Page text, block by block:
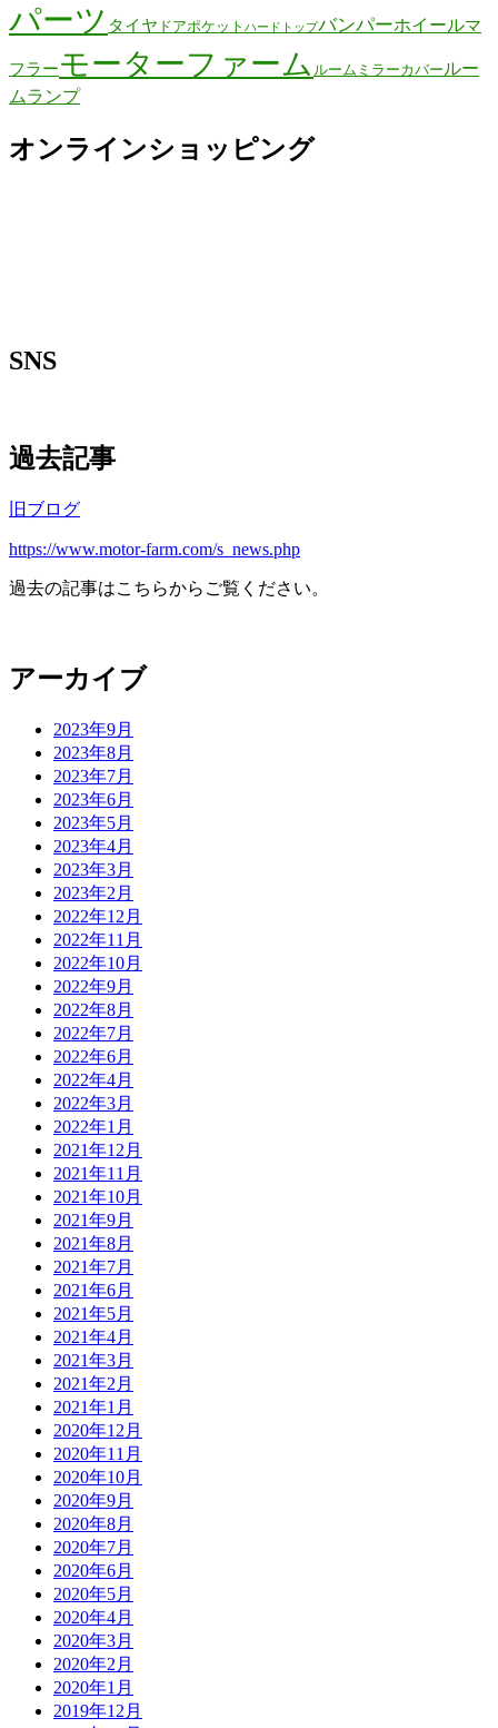
パーツ タイヤ ドアポケット ハードトップバンパーホイールマ
フラーモーターファーム ルームミラーカバー ルー
ムランプ
オンラインショッピング
SNS
過去記事
旧ブログ
https://www.motor-farm.com/s_news.php
過去の記事はこちらからご覧ください。
アーカイブ
2023年9月
2023年8月
2023年7月
2023年6月
2023年5月
2023年4月
2023年3月
2023年2月
2022年12月
2022年11月
2022年10月
2022年9月
2022年8月
2022年7月
2022年6月
2022年4月
2022年3月
2022年1月
2021年12月
2021年11月
2021年10月
2021年9月
2021年8月
2021年7月
2021年6月
2021年5月
2021年4月
2021年3月
2021年2月
2021年1月
2020年12月
2020年11月
2020年10月
2020年9月
2020年8月
2020年7月
2020年6月
2020年5月
2020年4月
2020年3月
2020年2月
2020年1月
2019年12月